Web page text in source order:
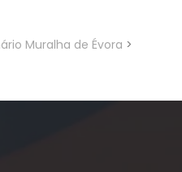
Muralha de Évora >